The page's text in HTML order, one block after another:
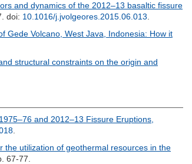
and dynamics of the 2012–13 basaltic fissure
doi: 10.1016/j.jvolgeores.2015.06.013
Gede Volcano, West Java, Indonesia: How it
structural constraints on the origin and
and 2012–13 Fissure Eruptions,
the utilization of geothermal resources in the
67-77.